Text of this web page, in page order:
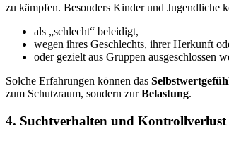
zu kämpfen. Besonders Kinder und Jugendliche
als „schlecht“ beleidigt,
wegen ihres Geschlechts, ihrer Herkunft
oder gezielt aus Gruppen ausgeschlossen
Solche Erfahrungen können das
zum Schutzraum, sondern zurBelastung.
4. Suchtverhalten und Kontrollverlust